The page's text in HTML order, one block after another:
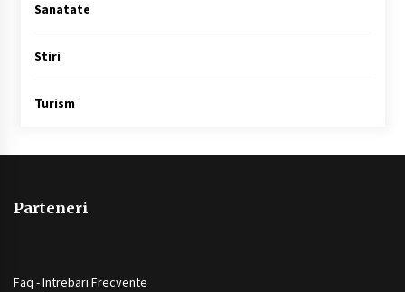
Sanatate
Stiri
Turism
Parteneri
Faq - Intrebari Frecvente